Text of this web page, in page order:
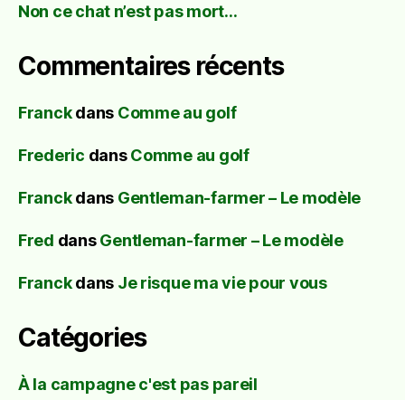
Non ce chat n’est pas mort…
Commentaires récents
Franckdans Comme au golf
Frederic dansComme au golf
Franckdans Gentleman-farmer – Le modèle
Fred dansGentleman-farmer – Le modèle
Franckdans Je risque ma vie pour vous
Catégories
À la campagne c'est pas pareil